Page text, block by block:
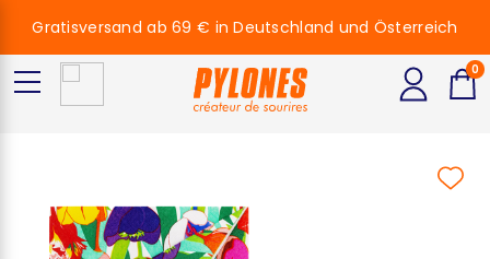
Gratisversand ab 69 € in Deutschland und Österreich
0